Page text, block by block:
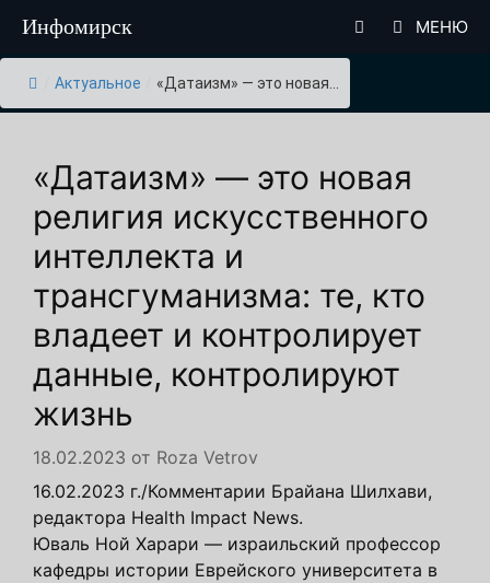
содержимому
Инфомирск МЕНЮ
Актуальное «Датаизм» — это новая...
«Датаизм» — это новая
религия искусственного
интеллекта и
трансгуманизма: те, кто
владеет и контролирует
данные, контролируют
жизнь
18.02.2023 от Roza Vetrov
16.02.2023 г./Комментарии Брайана Шилхави,
редактора Health Impact News.
Юваль Ной Харари — израильский профессор
кафедры истории Еврейского университета в